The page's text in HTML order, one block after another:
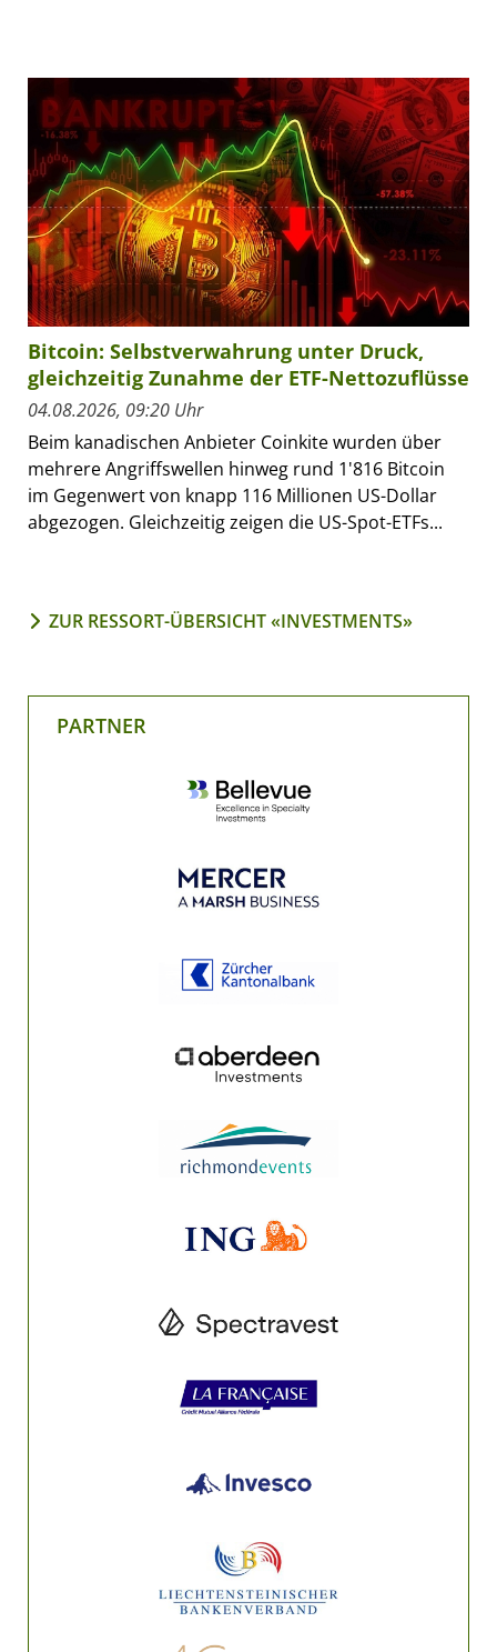
Bitcoin: Selbstverwahrung unter Druck,
gleichzeitig Zunahme der ETF-Nettozuflüsse
04.08.2026, 09:20 Uhr
Beim kanadischen Anbieter Coinkite wurden über
mehrere Angriffswellen hinweg rund 1'816 Bitcoin
im Gegenwert von knapp 116 Millionen US-Dollar
abgezogen. Gleichzeitig zeigen die US-Spot-ETFs...
ZUR RESSORT-ÜBERSICHT «INVESTMENTS»
PARTNER